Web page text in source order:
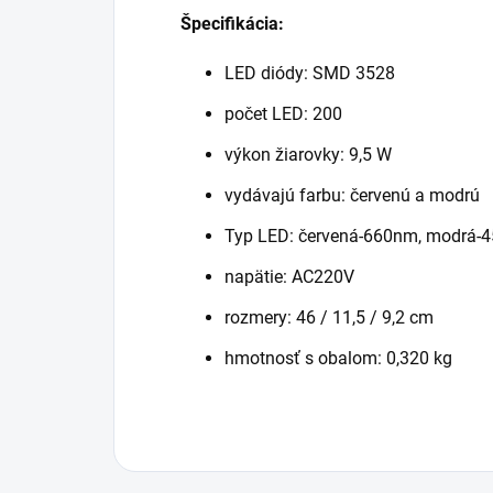
Špecifikácia:
LED diódy: SMD 3528
počet LED: 200
výkon žiarovky: 9,5 W
vydávajú farbu: červenú a modrú
Typ LED: červená-660nm, modrá-
napätie: AC220V
rozmery: 46 / 11,5 / 9,2 cm
hmotnosť s obalom: 0,320 kg